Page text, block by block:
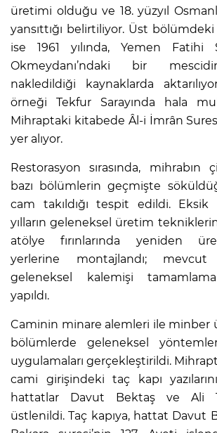
üretimi olduğu ve 18. yüzyıl
yansıttığı belirtiliyor. Üst
ise 1961 yılında, Yemen Fatihi
Okmeydanı’ndaki bir
nakledildiği kaynaklarda
örneği Tekfur Sarayında hala
Mihraptaki kitabede Âl-i İmrân
yer alıyor.
Restorasyon sırasında, mihrabın
bazı bölümlerin geçmişte
cam takıldığı tespit edildi. Eksik
yılların geleneksel üretim
atölye fırınlarında yeniden
yerlerine montajlandı;
geleneksel kalemişi
yapıldı.
Caminin minare alemleri ile minber
bölümlerde geleneksel
uygulamaları gerçekleştirildi.
cami girişindeki taç kapı
hattatlar Davut Bektaş ve Ali
üstlenildi. Taç kapıya, hattat Davut